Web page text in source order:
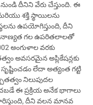
దీనిని వేరు చేస్తుంది. ఈ
శక్తి స్థాయిలను
ఉపయోగిస్తుంది, దీని
నాణ్యత గల ఉపరితలాలతో
అంగుళాల వరకు
అవసరమైన అప్లికేషన్లకు
లేదా అత్యంత గట్టి
నిలుపుదల
ఈ ప్రక్రియ అనేక భాగాలు
దీని వలన మానవ